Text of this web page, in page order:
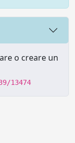
o creare un
13474